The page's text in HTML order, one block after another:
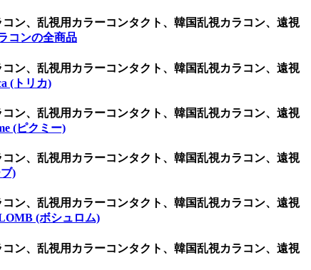
ン、乱視用カラーコンタクト、韓国乱視カラコン、遠視
コンの全商品
ン、乱視用カラーコンタクト、韓国乱視カラコン、遠視
(トリカ)
ン、乱視用カラーコンタクト、韓国乱視カラコン、遠視
(ピクミー)
ン、乱視用カラーコンタクト、韓国乱視カラコン、遠視
)
ン、乱視用カラーコンタクト、韓国乱視カラコン、遠視
(ボシュロム)
ン、乱視用カラーコンタクト、韓国乱視カラコン、遠視